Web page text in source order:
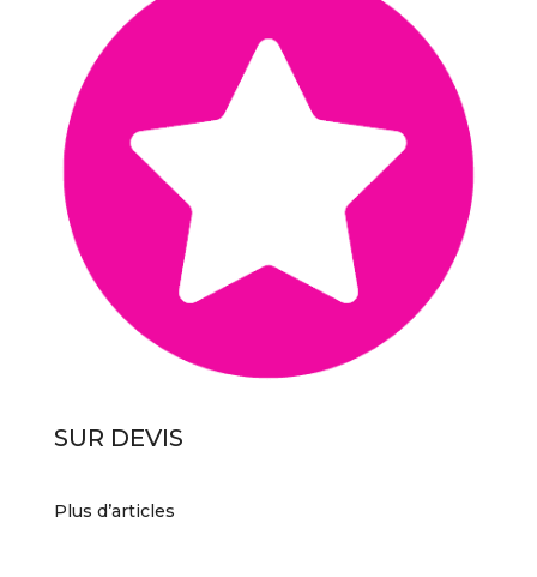
SUR DEVIS
Plus d’articles